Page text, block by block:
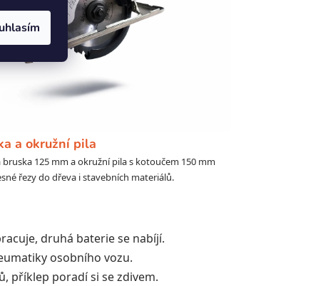
a okružní pila
125 mm a okružní pila s kotoučem 150 mm
řezy do dřeva i stavebních materiálů.
druhá baterie se nabíjí.
osobního vozu.
příklep poradí si se zdivem.